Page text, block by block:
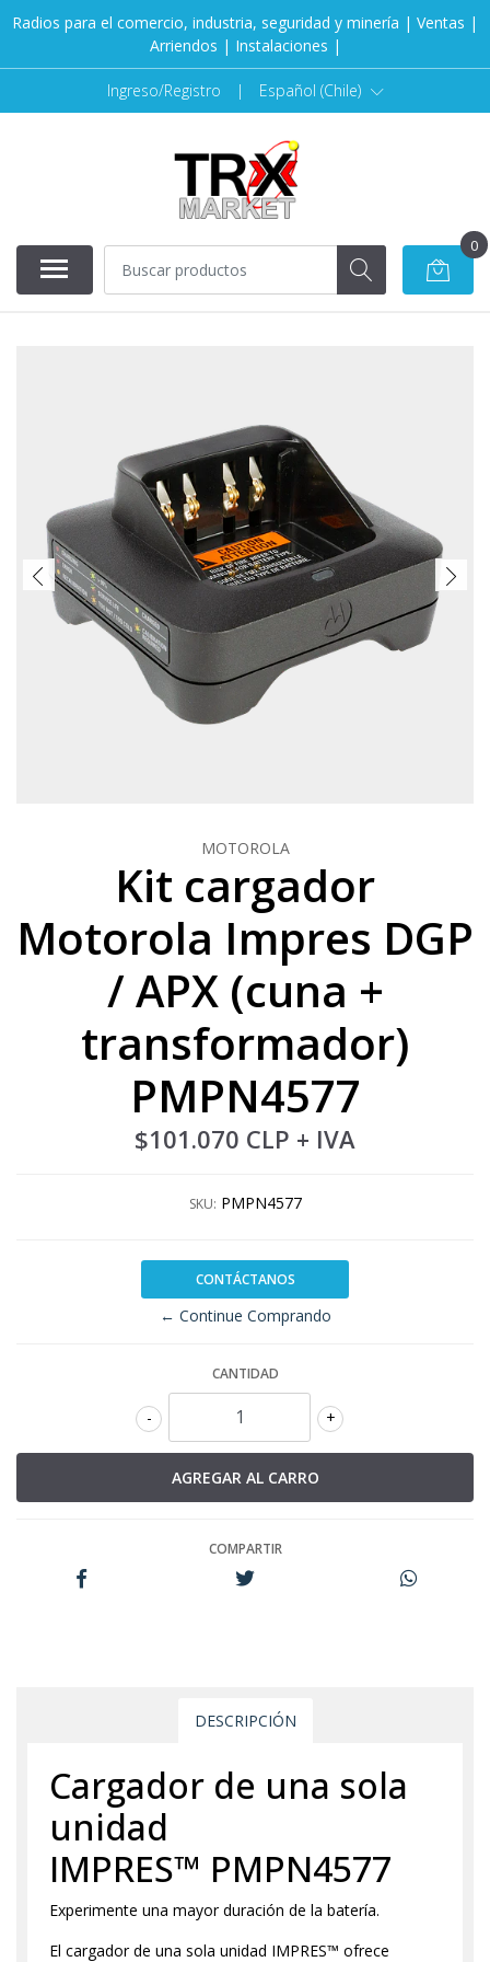
Radios para el comercio, industria, seguridad y minería | Ventas |
Arriendos | Instalaciones |
Ingreso/Registro | Español (Chile)
0
MOTOROLA
Kit cargador
Motorola Impres DGP
/ APX (cuna +
transformador)
PMPN4577
$101.070 CLP + IVA
SKU: PMPN4577
CONTÁCTANOS
← Continue Comprando
CANTIDAD
+
-
COMPARTIR
DESCRIPCIÓN
Cargador de una sola
unidad
IMPRES™ PMPN4577
Experimente una mayor duración de la batería.
El cargador de una sola unidad IMPRES™ ofrece